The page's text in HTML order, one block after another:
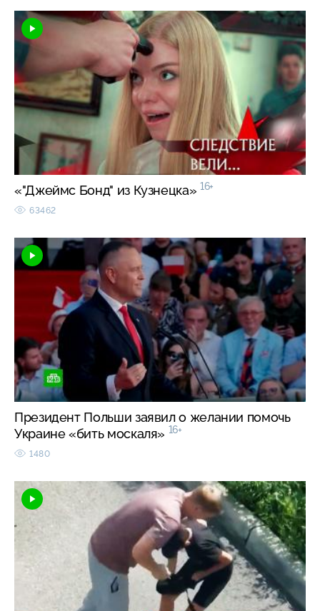
«"Джеймс Бонд" из Кузнецка» 16+
63462
Президент Польши заявил о желании помочь
Украине «бить москаля» 16+
1480